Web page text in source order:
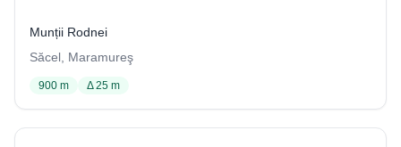
Munții Rodnei
Săcel, Maramureş
900 m Δ 25 m